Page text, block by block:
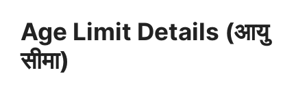
Age Limit Details (आयु
सीमा)